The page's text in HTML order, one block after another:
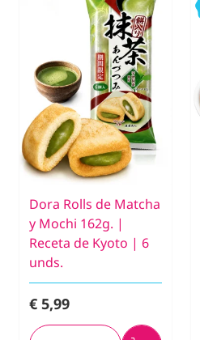
Dora Rolls de Matcha
y Mochi 162g. |
Receta de Kyoto | 6
unds.
€ 5,99